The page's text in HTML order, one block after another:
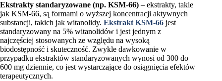
Ekstrakty standaryzowane (np. KSM-66) – ekstrakty, takie
jak KSM-66, są formami o wyższej koncentracji aktywnych
substancji, takich jak witanolidy. Ekstrakt KSM-66 jest
standaryzowany na 5% witanolidów i jest jednym z
najczęściej stosowanych ze względu na wysoką
biodostępność i skuteczność. Zwykle dawkowanie w
przypadku ekstraktów standaryzowanych wynosi od 300 do
600 mg dziennie, co jest wystarczające do osiągnięcia efektów
terapeutycznych.